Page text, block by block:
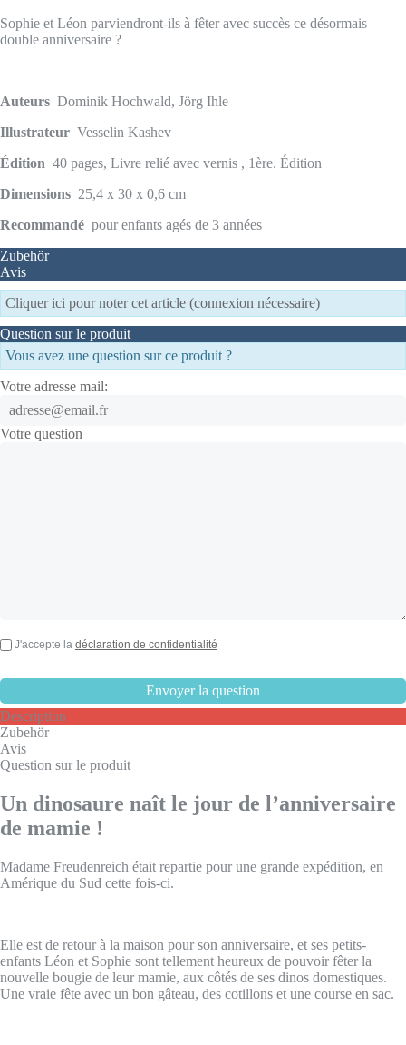
Sophie et Léon parviendront-ils à fêter avec succès ce désormais
double anniversaire ?
Auteurs Dominik Hochwald, Jörg Ihle
Illustrateur Vesselin Kashev
Édition 40 pages, Livre relié avec vernis , 1ère. Édition
Dimensions 25,4 x 30 x 0,6 cm
Recommandé pour enfants agés de 3 années
Zubehör
Avis
Cliquer ici pour noter cet article (connexion nécessaire)
Question sur le produit
Vous avez une question sur ce produit ?
Votre adresse mail:
Votre question
J'accepte la déclaration de confidentialité
Description
Zubehör
Avis
Question sur le produit
Un dinosaure naît le jour de l’anniversaire
de mamie !
Madame Freudenreich était repartie pour une grande expédition, en
Amérique du Sud cette fois-ci.
Elle est de retour à la maison pour son anniversaire, et ses petits-
enfants Léon et Sophie sont tellement heureux de pouvoir fêter la
nouvelle bougie de leur mamie, aux côtés de ses dinos domestiques.
Une vraie fête avec un bon gâteau, des cotillons et une course en sac.